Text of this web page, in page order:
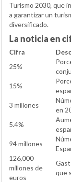
Turismo 2030, que
a garantizar un
diversificado.
La noticia en
Cifra
25%
15%
3 millones
en
5.4%
94 millones
126,000
millones de
euros
que